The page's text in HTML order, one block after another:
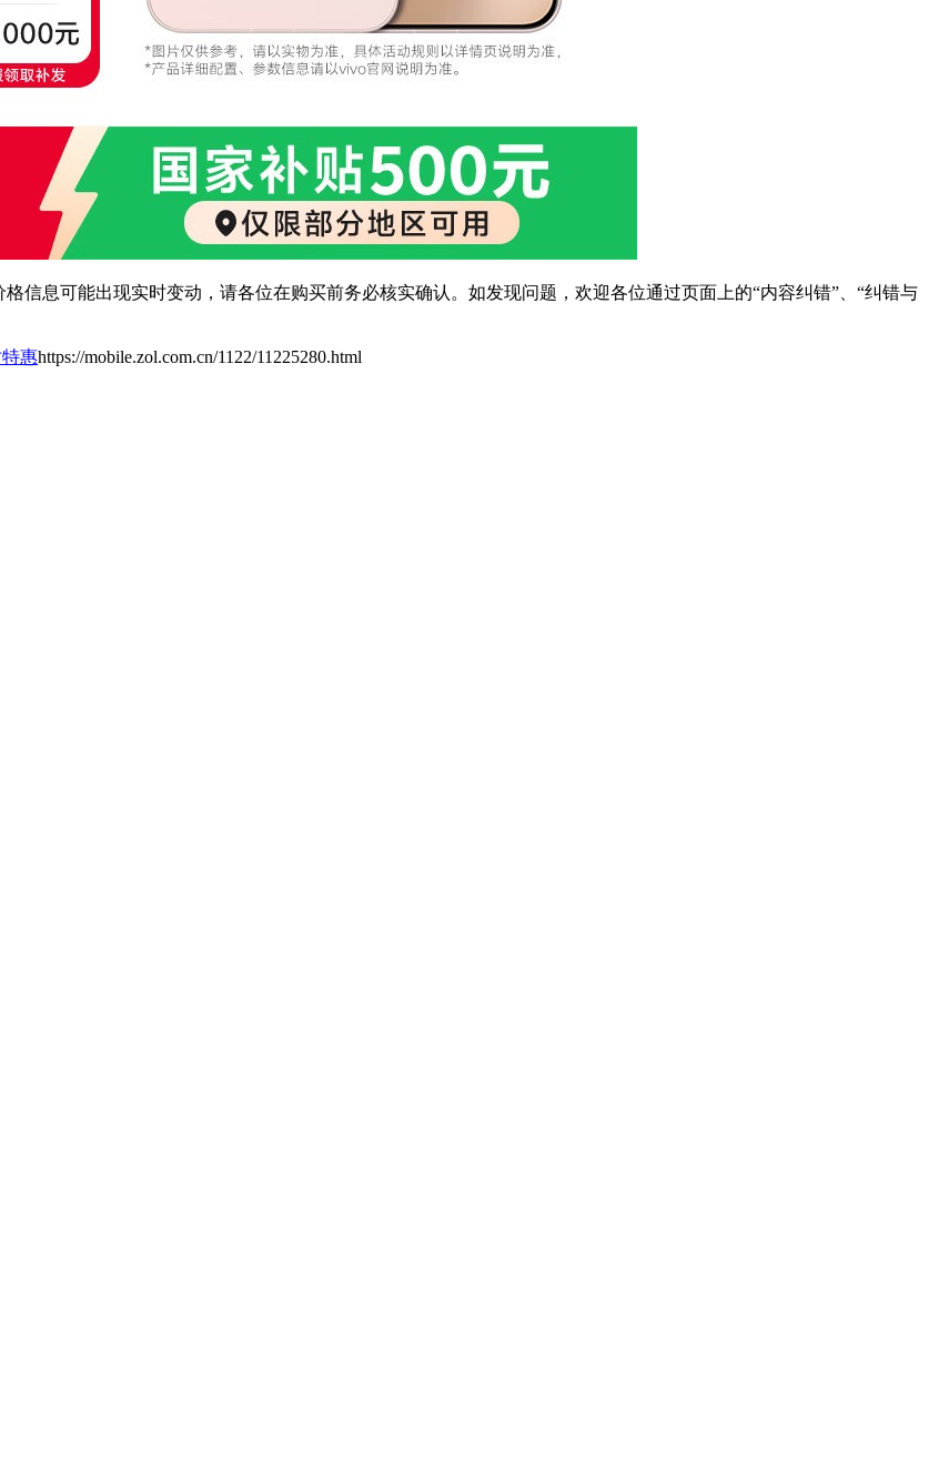
信息可能出现实时变动，请各位在购买前务必核实确认。如发现问题，欢迎各位通过页面上的“内容纠错”、“纠错与
惠https://mobile.zol.com.cn/1122/11225280.html